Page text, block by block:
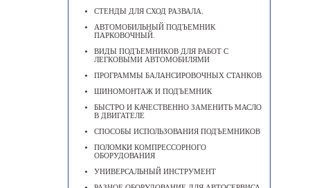
СТЕНДЫ ДЛЯ СХОД РАЗВАЛА.
АВТОМОБИЛЬНЫЙ ПОДЪЕМНИК
ПАРКОВОЧНЫЙ.
ВИДЫ ПОДЪЕМНИКОВ ДЛЯ РАБОТ С
ЛЕГКОВЫМИ АВТОМОБИЛЯМИ
ПРОГРАММЫ БАЛАНСИРОВОЧНЫХ СТАНКОВ
ШИНОМОНТАЖ И ПОДЪЕМНИК
БЫСТРО И КАЧЕСТВЕННО ЗАМЕНИТЬ МАСЛО
В ДВИГАТЕЛЕ
CПОСОБЫ ИСПОЛЬЗОВАНИЯ ПОДЪЕМНИКОВ
ПОЛОМКИ КОМПРЕССОРНОГО
ОБОРУДОВАНИЯ
УНИВЕРСАЛЬНЫЙ ИНСТРУМЕНТ